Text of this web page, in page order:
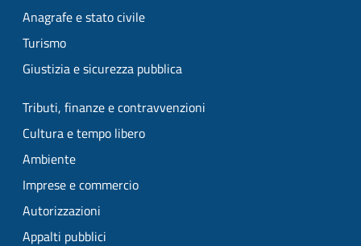
Anagrafe e stato civile
Turismo
Giustizia e sicurezza pubblica
Tributi, finanze e contravvenzioni
Cultura e tempo libero
Ambiente
Imprese e commercio
Autorizzazioni
Appalti pubblici